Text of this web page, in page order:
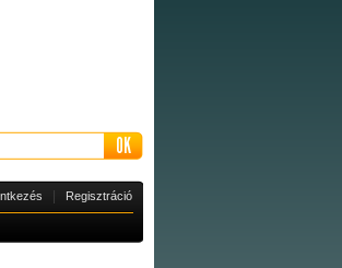
Regisztráció